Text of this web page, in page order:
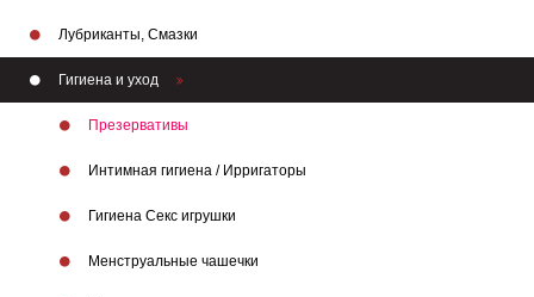
Лубриканты, Смазки
Гигиена и уход
Презервативы
Интимная гигиена / Ирригаторы
Гигиена Секс игрушки
Менструальные чашечки